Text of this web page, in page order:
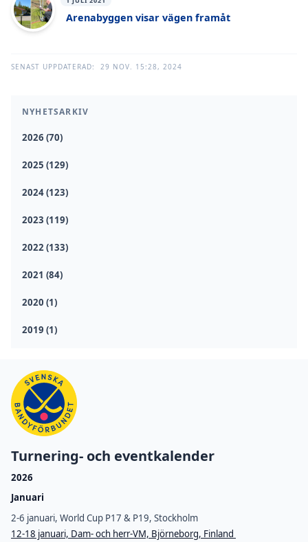
NYHETSARKIV
2026 (70)
2025 (129)
2024 (123)
2023 (119)
2022 (133)
2021 (84)
2020 (1)
2019 (1)
Arenabyggen visar vägen framåt
SENAST UPPDATERAD: 29 NOV. 15:28, 2024
Turnering- och eventkalender
2026
Januari
2-6 januari, World Cup P17 & P19, Stockholm
12-18 januari, Dam- och herr-VM, Björneborg, Finland